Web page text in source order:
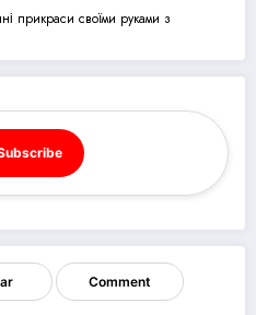
прикраси своїми руками з
Comment